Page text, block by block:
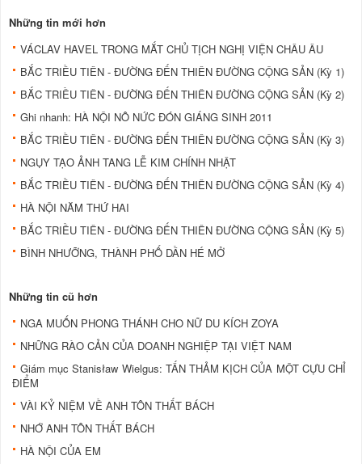
Những tin mới hơn
VÁCLAV HAVEL TRONG MẮT CHỦ TỊCH NGHỊ VIỆN CHÂU ÂU
BẮC TRIỀU TIÊN - ĐƯỜNG ĐẾN THIÊN ĐƯỜNG CỘNG SẢN (Kỳ 1)
BẮC TRIỀU TIÊN - ĐƯỜNG ĐẾN THIÊN ĐƯỜNG CỘNG SẢN (Kỳ 2)
Ghi nhanh: HÀ NỘI NÔ NỨC ÐÓN GIÁNG SINH 2011
BẮC TRIỀU TIÊN - ĐƯỜNG ĐẾN THIÊN ĐƯỜNG CỘNG SẢN (Kỳ 3)
NGỤY TẠO ẢNH TANG LỄ KIM CHÍNH NHẬT
BẮC TRIỀU TIÊN - ĐƯỜNG ĐẾN THIÊN ĐƯỜNG CỘNG SẢN (Kỳ 4)
HÀ NỘI NĂM THỨ HAI
BẮC TRIỀU TIÊN - ĐƯỜNG ĐẾN THIÊN ĐƯỜNG CỘNG SẢN (Kỳ 5)
BÌNH NHƯỠNG, THÀNH PHỐ DẦN HÉ MỞ
Những tin cũ hơn
NGA MUỐN PHONG THÁNH CHO NỮ DU KÍCH ZOYA
NHỮNG RÀO CẢN CỦA DOANH NGHIỆP TẠI VIỆT NAM
Giám mục Stanisław Wielgus: TẤN THẢM KỊCH CỦA MỘT CỰU CHỈ
ĐIỂM
VÀI KỶ NIỆM VỀ ANH TÔN THẤT BÁCH
NHỚ ANH TÔN THẤT BÁCH
HÀ NỘI CỦA EM